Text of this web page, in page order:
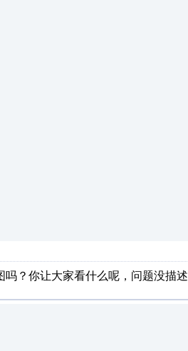
吗？你让大家看什么呢，问题没描